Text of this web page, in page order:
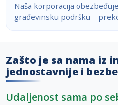
Naša korporacija
građevinsku podršku –
Zašto je sa nama iz
jednostavnije i
Udaljenost sama po